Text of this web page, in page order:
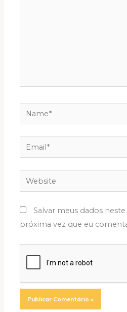
Name*
Email*
Website
Salvar meus dados
próxima vez que eu